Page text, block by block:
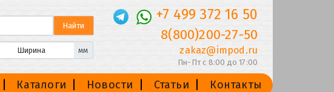
мм
+7 499 372 16 50
8(800)200-27-50
zakaz@impod.ru
Пн-Пт с 8:00 до 17:00
Каталоги Новости Статьи Контакты